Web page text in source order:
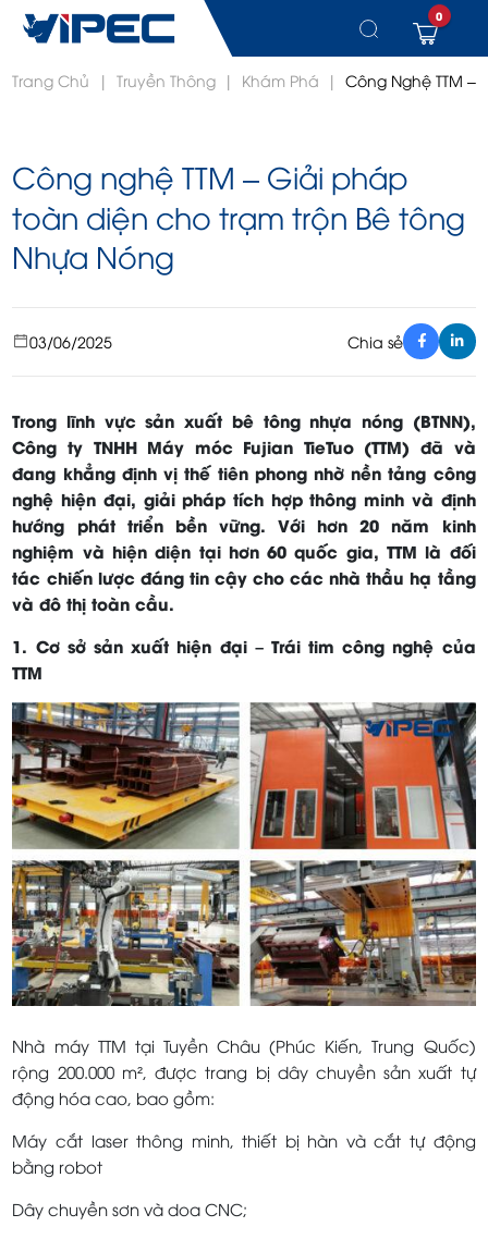
Chuyển
0
Trang Chủ | Truyền Thông | Khám Phá | Công Nghệ TTM –
Công nghệ TTM – Giải pháp
toàn diện cho trạm trộn Bê tông
Nhựa Nóng
03/06/2025 Chia sẻ
Trong lĩnh vực sản xuất bê tông nhựa nóng (BTNN),
Công ty TNHH Máy móc Fujian TieTuo (TTM) đã và
đang khẳng định vị thế tiên phong nhờ nền tảng công
nghệ hiện đại, giải pháp tích hợp thông minh và định
hướng phát triển bền vững. Với hơn 20 năm kinh
nghiệm và hiện diện tại hơn 60 quốc gia, TTM là đối
tác chiến lược đáng tin cậy cho các nhà thầu hạ tầng
và đô thị toàn cầu.
1. Cơ sở sản xuất hiện đại – Trái tim công nghệ của
TTM
Nhà máy TTM tại Tuyền Châu (Phúc Kiến, Trung Quốc)
rộng 200.000 m², được trang bị dây chuyền sản xuất tự
động hóa cao, bao gồm:
Máy cắt laser thông minh, thiết bị hàn và cắt tự động
bằng robot
Dây chuyền sơn và doa CNC;